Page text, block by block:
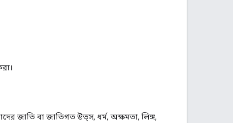
জাতি বা জাতিগত উত্স, ধর্ম, অক্ষমতা, লিঙ্গ,